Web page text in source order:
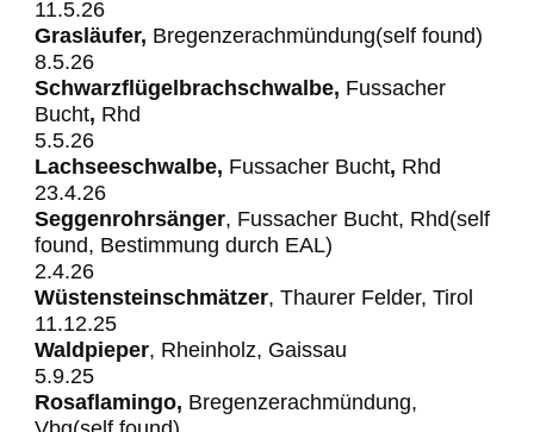
11.5.26
Grasläufer, Bregenzerachmündung(self found)
8.5.26
Schwarzflügelbrachschwalbe, Fussacher
Bucht, Rhd
5.5.26
Lachseeschwalbe, Fussacher Bucht, Rhd
23.4.26
Seggenrohrsänger, Fussacher Bucht, Rhd(self
found, Bestimmung durch EAL)
2.4.26
Wüstensteinschmätzer, Thaurer Felder, Tirol
11.12.25
Waldpieper, Rheinholz, Gaissau
5.9.25
Rosaflamingo, Bregenzerachmündung,